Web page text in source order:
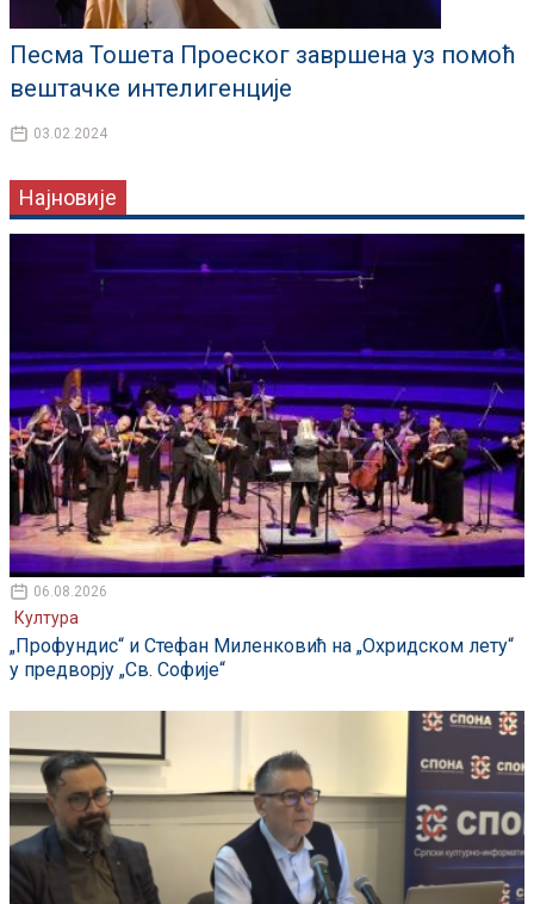
Песма Тошета Проеског завршена уз помоћ
вештачке интелигенције
03.02.2024
Најновије
06.08.2026
Култура
„Профундис“ и Стефан Миленковић на „Охридском лету“
у предворју „Св. Софије“